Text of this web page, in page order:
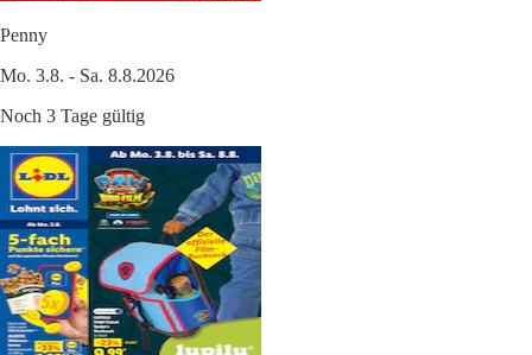
Penny
Mo. 3.8. - Sa. 8.8.2026
Noch 3 Tage gültig